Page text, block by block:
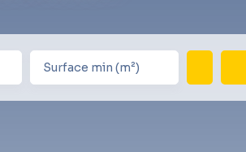
Surface min (m²)